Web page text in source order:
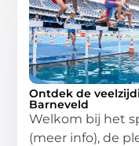
Ontdek de
Barneveld
Welkom bij het
(meer info), de